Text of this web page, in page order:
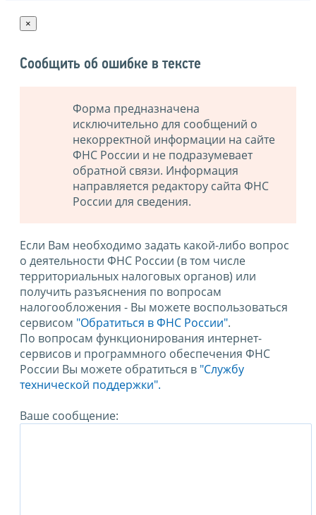
×
Сообщить об ошибке в тексте
Форма предназначена
исключительно для сообщений о
некорректной информации на сайте
ФНС России и не подразумевает
обратной связи. Информация
направляется редактору сайта ФНС
России для сведения.
Если Вам необходимо задать какой-либо вопрос
о деятельности ФНС России (в том числе
территориальных налоговых органов) или
получить разъяснения по вопросам
налогообложения - Вы можете воспользоваться
сервисом "Обратиться в ФНС России".
По вопросам функционирования интернет-
сервисов и программного обеспечения ФНС
России Вы можете обратиться в "Службу
технической поддержки".
Ваше сообщение: